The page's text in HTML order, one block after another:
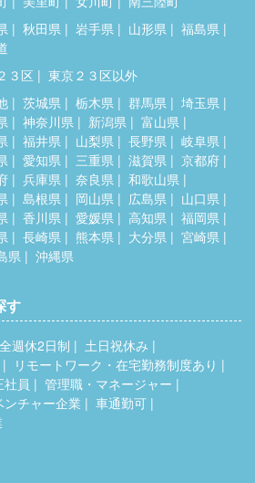
秋田県 岩手県 山形県
福島県
３区 東京２３区以外
茨城県 栃木県 群馬県
埼玉県
神奈川県 新潟県
富山県
福井県 山梨県 長野県
岐阜県
愛知県 三重県 滋賀県
京都府
兵庫県 奈良県
和歌山県
島根県 岡山県 広島県
山口県
香川県 愛媛県 高知県
福岡県
長崎県 熊本県 大分県
宮崎県
県
沖縄県
す
週休2日制
土日祝休み
リモートワーク・在宅勤務制度あり
社員
管理職・マネージャー
ンチャー企業
車通勤可